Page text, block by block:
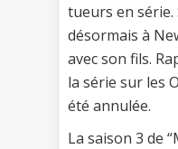
tueurs en
désormais à
avec son fils.
la série sur les
été annulée.
La saison 3 de